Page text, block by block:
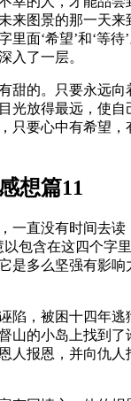
来图景的那一天
面‘希望’和‘等待
入了一层。
甜的。只要永远
光放得最远，使
只要心中有希望，
想篇11
一直没有时间去读
包含在这四个字
是多么坚强有影响
陷，被困十四年逃
山的小岛上找到
人报恩，并向仇人